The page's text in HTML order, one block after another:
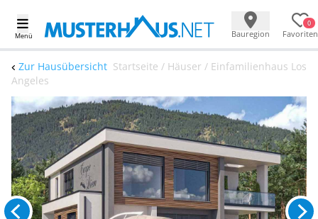
Menü Bauregion
0
Favoriten
Zur Hausübersicht Startseite / Häuser / Einfamilienhaus Los
Angeles